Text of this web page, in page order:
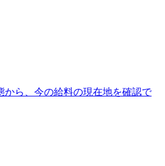
から、今の給料の現在地を確認で